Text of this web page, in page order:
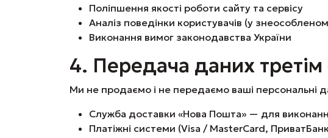
Поліпшення якості роботи сайту та сервісу
Аналіз поведінки користувачів (у
Виконання вимог законодавства України
4. Передача даних
Ми не продаємо і не передаємо ваші персональні
Служба доставки «Нова Пошта» — для
Платіжні системи (Visa / MasterCard,